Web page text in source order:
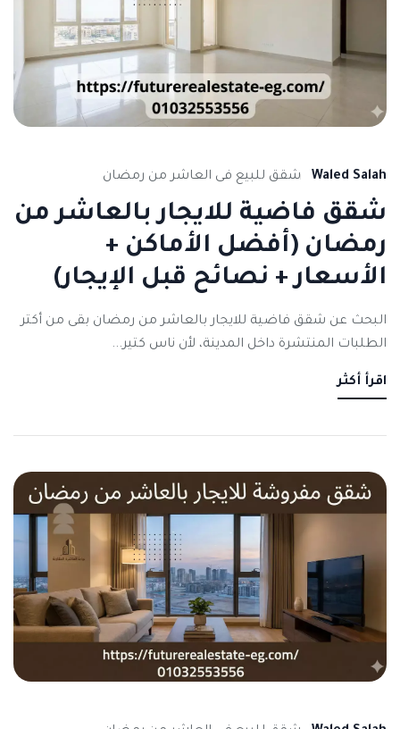
Waled Salah شقق للبيع فى العاشر من رمضان
شقق فاضية للايجار بالعاشر من
رمضان (أفضل الأماكن +
الأسعار + نصائح قبل الإيجار)
البحث عن شقق فاضية للايجار بالعاشر من رمضان بقى من أكتر
الطلبات المنتشرة داخل المدينة، لأن ناس كتير...
اقرأ أكثر